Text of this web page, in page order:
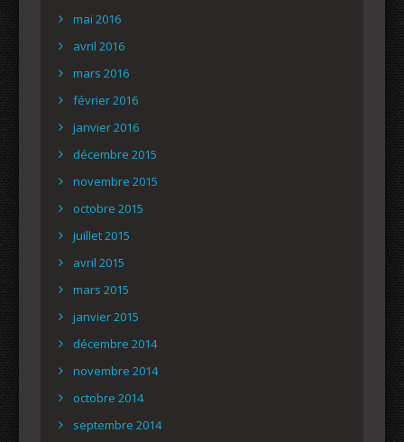
mai 2016
avril 2016
mars 2016
février 2016
janvier 2016
décembre 2015
novembre 2015
octobre 2015
juillet 2015
avril 2015
mars 2015
janvier 2015
décembre 2014
novembre 2014
octobre 2014
septembre 2014